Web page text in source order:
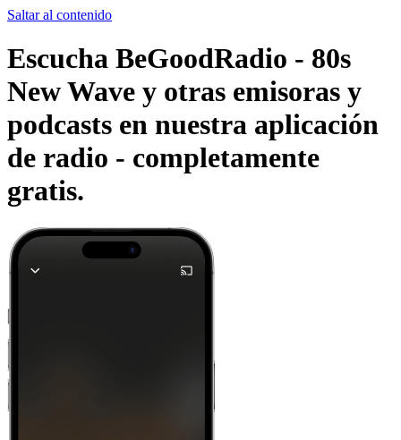
Saltar al contenido
Escucha BeGoodRadio - 80s
New Wave y otras emisoras y
podcasts en nuestra aplicación
de radio - completamente
gratis.